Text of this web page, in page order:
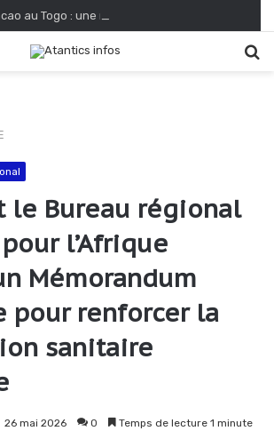
le Bureau régional
pour l’Afrique
Mémorandum
pour renforcer la
sanitaire
26 mai 2026 0 Temps de lecture 1 minute